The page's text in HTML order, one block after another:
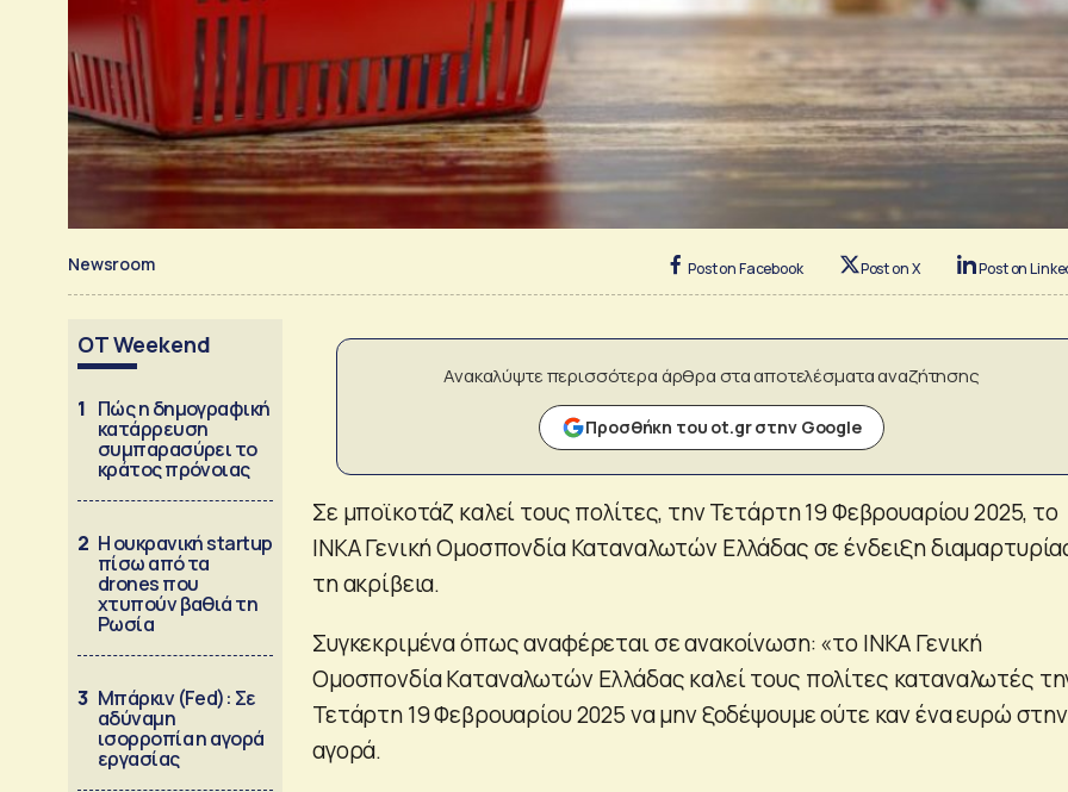
Newsroom Post on Facebook Post on X Post on
OT Weekend
1 Πώς η δημογραφική
κατάρρευση
συμπαρασύρει το
κράτος πρόνοιας
2 Η ουκρανική startup
πίσω από τα
drones που
χτυπούν βαθιά τη
Ρωσία
3 Μπάρκιν (Fed): Σε
αδύναμη
ισορροπία η αγορά
εργασίας
Ανακαλύψτε περισσότερα άρθρα στα αποτελέσματα αναζήτησης
Προσθήκη του ot.gr στην Google
Σε μποϊκοτάζ καλεί τους πολίτες, την Τετάρτη 19 Φεβρουαρίου 2025, το
ΙΝΚΑ Γενική Ομοσπονδία Καταναλωτών Ελλάδας σε ένδειξη
τη ακρίβεια.
Συγκεκριμένα όπως αναφέρεται σε ανακοίνωση: «το ΙΝΚΑ Γενική
Ομοσπονδία Καταναλωτών Ελλάδας καλεί τους πολίτες καταναλωτές
Τετάρτη 19 Φεβρουαρίου 2025 να μην ξοδέψουμε ούτε καν ένα ευρώ στην
αγορά.